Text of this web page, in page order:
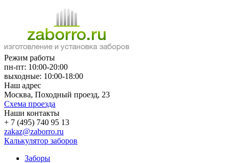
Режим работы
пн-пт: 10:00-20:00
выходные: 10:00-18:00
Наш адрес
Москва, Походный проезд, 23
Схема проезда
Наши контакты
+ 7 (495) 740 95 13
zakaz@zaborro.ru
Калькулятор заборов
Заборы